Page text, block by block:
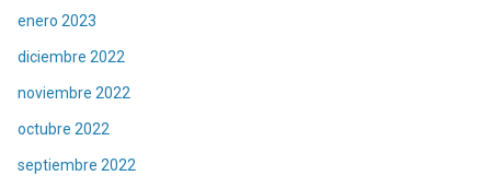
enero 2023
diciembre 2022
noviembre 2022
octubre 2022
septiembre 2022